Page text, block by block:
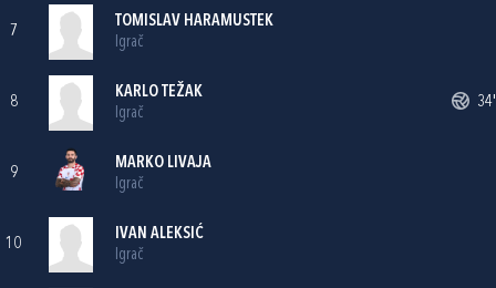
7
TOMISLAV HARAMUSTEK
Igrač
8
KARLO TEŽAK
Igrač
34'
9
MARKO LIVAJA
Igrač
10
IVAN ALEKSIĆ
Igrač